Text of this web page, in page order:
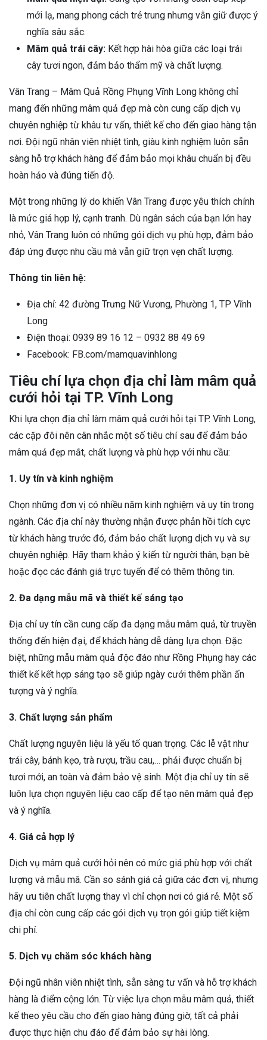
mới lạ, mang phong cách trẻ trung nhưng vẫn giữ được ý
nghĩa sâu sắc.
Mâm quả trái cây: Kết hợp hài hòa giữa các loại trái
cây tươi ngon, đảm bảo thẩm mỹ và chất lượng.
Vân Trang – Mâm Quả Rồng Phụng Vĩnh Long không chỉ
mang đến những mâm quả đẹp mà còn cung cấp dịch vụ
chuyên nghiệp từ khâu tư vấn, thiết kế cho đến giao hàng tận
nơi. Đội ngũ nhân viên nhiệt tình, giàu kinh nghiệm luôn sẵn
sàng hỗ trợ khách hàng để đảm bảo mọi khâu chuẩn bị đều
hoàn hảo và đúng tiến độ.
Một trong những lý do khiến Vân Trang được yêu thích chính
là mức giá hợp lý, cạnh tranh. Dù ngân sách của bạn lớn hay
nhỏ, Vân Trang luôn có những gói dịch vụ phù hợp, đảm bảo
đáp ứng được nhu cầu mà vẫn giữ trọn vẹn chất lượng.
Thông tin liên hệ:
Địa chỉ: 42 đường Trưng Nữ Vương, Phường 1, TP Vĩnh
Long
Điện thoại: 0939 89 16 12 – 0932 88 49 69
Facebook: FB.com/mamquavinhlong
Tiêu chí lựa chọn địa chỉ làm mâm quả
cưới hỏi tại TP. Vĩnh Long
Khi lựa chọn địa chỉ làm mâm quả cưới hỏi tại TP. Vĩnh Long,
các cặp đôi nên cân nhắc một số tiêu chí sau để đảm bảo
mâm quả đẹp mắt, chất lượng và phù hợp với nhu cầu:
1. Uy tín và kinh nghiệm
Chọn những đơn vị có nhiều năm kinh nghiệm và uy tín trong
ngành. Các địa chỉ này thường nhận được phản hồi tích cực
từ khách hàng trước đó, đảm bảo chất lượng dịch vụ và sự
chuyên nghiệp. Hãy tham khảo ý kiến từ người thân, bạn bè
hoặc đọc các đánh giá trực tuyến để có thêm thông tin.
2. Đa dạng mẫu mã và thiết kế sáng tạo
Địa chỉ uy tín cần cung cấp đa dạng mẫu mâm quả, từ truyền
thống đến hiện đại, để khách hàng dễ dàng lựa chọn. Đặc
biệt, những mẫu mâm quả độc đáo như Rồng Phụng hay các
thiết kế kết hợp sáng tạo sẽ giúp ngày cưới thêm phần ấn
tượng và ý nghĩa.
3. Chất lượng sản phẩm
Chất lượng nguyên liệu là yếu tố quan trọng. Các lễ vật như
trái cây, bánh kẹo, trà rượu, trầu cau,… phải được chuẩn bị
tươi mới, an toàn và đảm bảo vệ sinh. Một địa chỉ uy tín sẽ
luôn lựa chọn nguyên liệu cao cấp để tạo nên mâm quả đẹp
và ý nghĩa.
4. Giá cả hợp lý
Dịch vụ mâm quả cưới hỏi nên có mức giá phù hợp với chất
lượng và mẫu mã. Cần so sánh giá cả giữa các đơn vị, nhưng
hãy ưu tiên chất lượng thay vì chỉ chọn nơi có giá rẻ. Một số
địa chỉ còn cung cấp các gói dịch vụ trọn gói giúp tiết kiệm
chi phí.
5. Dịch vụ chăm sóc khách hàng
Đội ngũ nhân viên nhiệt tình, sẵn sàng tư vấn và hỗ trợ khách
hàng là điểm cộng lớn. Từ việc lựa chọn mẫu mâm quả, thiết
kế theo yêu cầu cho đến giao hàng đúng giờ, tất cả phải
được thực hiện chu đáo để đảm bảo sự hài lòng.